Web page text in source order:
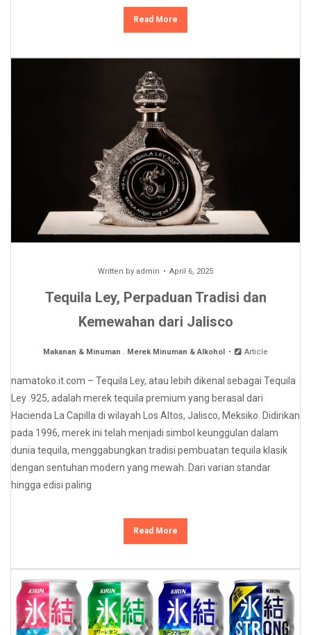
Read More
Written by admin April 6, 2025
Tequila Ley, Perpaduan Tradisi dan
Kemewahan dari Jalisco
Makanan & Minuman . Merek Minuman & Alkohol Article
namatoko.it.com – Tequila Ley, atau lebih dikenal sebagai Tequila
Ley .925, adalah merek tequila premium yang berasal dari
Hacienda La Capilla di wilayah Los Altos, Jalisco, Meksiko. Didirikan
pada 1996, merek ini telah menjadi simbol keunggulan dalam
dunia tequila, menggabungkan tradisi pembuatan tequila klasik
dengan sentuhan modern yang mewah. Dari varian standar
hingga edisi paling
Read More